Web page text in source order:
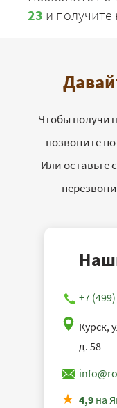
23 и получите
Чтобы
позвоните
Или оставьте
+7
Курск,
д. 58
4,9на